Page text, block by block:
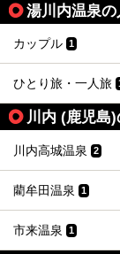
筆
乗
地訪
湯川内温泉
カップル 1
ひとり旅・一人旅
川内 (鹿児島
川内高城温泉 2
藺牟田温泉 1
市来温泉 1